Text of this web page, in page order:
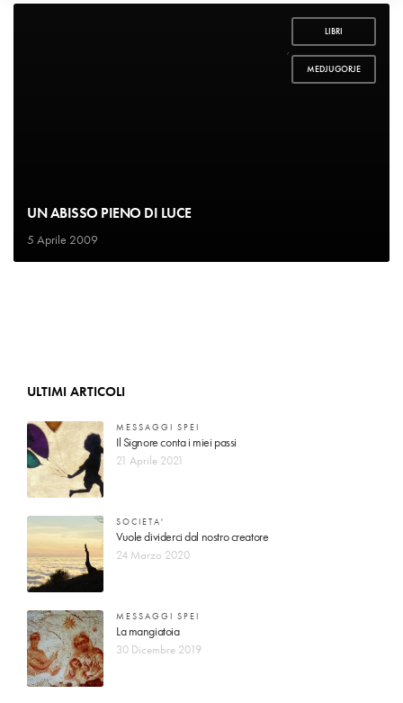
LIBRI
,
MEDJUGORJE
UN ABISSO PIENO DI LUCE
5 Aprile 2009
ULTIMI ARTICOLI
MESSAGGI SPEI
Il Signore conta i miei passi
21 Aprile 2021
SOCIETA'
Vuole dividerci dal nostro creatore
24 Marzo 2020
MESSAGGI SPEI
La mangiatoia
30 Dicembre 2019